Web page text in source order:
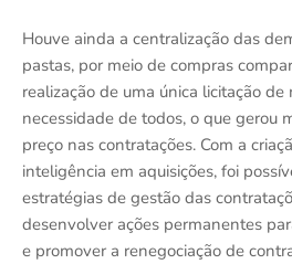
Houve ainda a centralização das
pastas, por meio de compras
realização de uma única licitação
necessidade de todos, o que gerou
preço nas contratações. Com a
inteligência em aquisições, foi
estratégias de gestão das
desenvolver ações permanentes
e promover a renegociação de